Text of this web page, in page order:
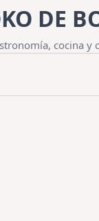
DE
cocina y